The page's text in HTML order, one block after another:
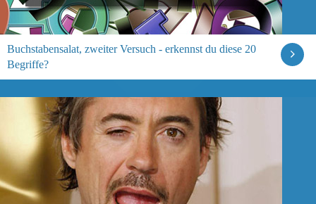
Buchstabensalat, zweiter Versuch - erkennst du diese 20
Begriffe?